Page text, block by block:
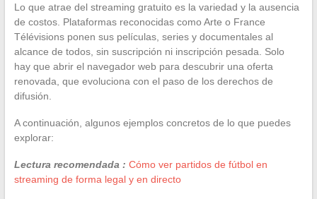
Lo que atrae del streaming gratuito es la variedad y la ausencia
de costos. Plataformas reconocidas como Arte o France
Télévisions ponen sus películas, series y documentales al
alcance de todos, sin suscripción ni inscripción pesada. Solo
hay que abrir el navegador web para descubrir una oferta
renovada, que evoluciona con el paso de los derechos de
difusión.
A continuación, algunos ejemplos concretos de lo que puedes
explorar:
Lectura recomendada : Cómo ver partidos de fútbol en
streaming de forma legal y en directo